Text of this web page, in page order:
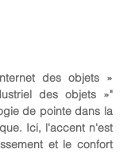
des objets »
des objets »"
de pointe dans la
Ici, l'accent n'est
et le confort